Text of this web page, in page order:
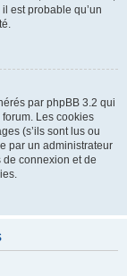
est probable qu’un
par phpBB 3.2 qui
Les cookies
(s’ils sont lus ou
par un administrateur
connexion et de